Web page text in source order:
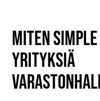
MITEN
YRITYKSIÄ